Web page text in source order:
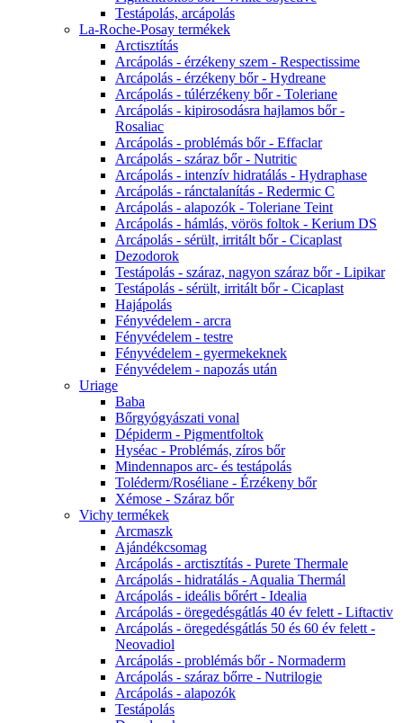
Testápolás, arcápolás
La-Roche-Posay termékek
Arctisztítás
Arcápolás - érzékeny szem - Respectissime
Arcápolás - érzékeny bőr - Hydreane
Arcápolás - túlérzékeny bőr - Toleriane
Arcápolás - kipirosodásra hajlamos bőr -
Rosaliac
Arcápolás - problémás bőr - Effaclar
Arcápolás - száraz bőr - Nutritic
Arcápolás - intenzív hidratálás - Hydraphase
Arcápolás - ránctalanítás - Redermic C
Arcápolás - alapozók - Toleriane Teint
Arcápolás - hámlás, vörös foltok - Kerium DS
Arcápolás - sérült, irritált bőr - Cicaplast
Dezodorok
Testápolás - száraz, nagyon száraz bőr - Lipikar
Testápolás - sérült, irritált bőr - Cicaplast
Hajápolás
Fényvédelem - arcra
Fényvédelem - testre
Fényvédelem - gyermekeknek
Fényvédelem - napozás után
Uriage
Baba
Bőrgyógyászati vonal
Dépiderm - Pigmentfoltok
Hyséac - Problémás, zíros bőr
Mindennapos arc- és testápolás
Toléderm/Roséliane - Érzékeny bőr
Xémose - Száraz bőr
Vichy termékek
Arcmaszk
Ajándékcsomag
Arcápolás - arctisztítás - Purete Thermale
Arcápolás - hidratálás - Aqualia Thermál
Arcápolás - ideális bőrért - Idealia
Arcápolás - öregedésgátlás 40 év felett - Liftactiv
Arcápolás - öregedésgátlás 50 és 60 év felett -
Neovadiol
Arcápolás - problémás bőr - Normaderm
Arcápolás - száraz bőrre - Nutrilogie
Arcápolás - alapozók
Testápolás